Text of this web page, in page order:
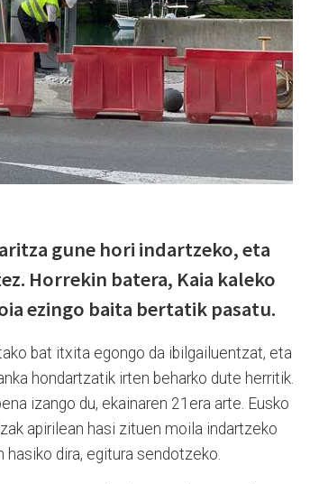
gune hori indartzeko, eta
Horrekin batera, Kaia kaleko
ezingo baita bertatik pasatu.
bat itxita egongo da ibilgailuentzat, eta
hondartzatik irten beharko dute herritik.
izango du, ekainaren 21era arte. Eusko
apirilean hasi zituen moila indartzeko
dira, egitura sendotzeko.